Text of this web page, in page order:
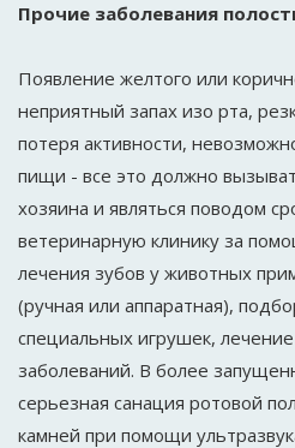
Прочие заболевания
Появление желтого или
неприятный запах изо рта,
потеря активности,
пищи - все это должно
хозяина и являться поводом
ветеринарную клинику за
лечения зубов у животных
(ручная или аппаратная),
специальных игрушек,
заболеваний. В более
серьезная санация ротовой
камней при помощи